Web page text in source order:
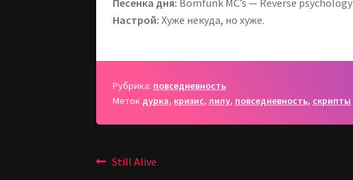
Песенка дня: Bomfunk MC’s — Reverse psychology
Настрой: Хуже некуда, но хуже.
Рубрика: повседневность
Меток дурка, кризис,лилу, повседневность, скрипты
Навигация
Предыдущая
Still Alive